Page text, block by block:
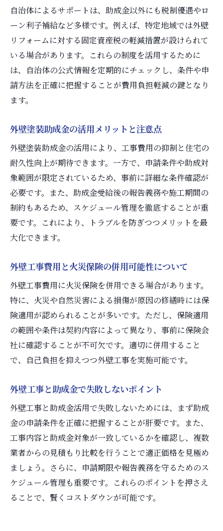
自治体によるサポートは、助成金以外にも税制優遇やロ
ーン利子補給など多様です。例えば、特定地域では外壁
リフォームに対する固定資産税の軽減措置が設けられて
いる場合があります。これらの制度を活用するために
は、自治体の公式情報を定期的にチェックし、条件や申
請方法を正確に把握することが費用負担軽減の鍵となり
ます。
外壁塗装助成金の活用メリットと注意点
外壁塗装助成金の活用により、工事費用の抑制と住宅の
耐久性向上が期待できます。一方で、申請条件や助成対
象範囲が限定されているため、事前に詳細な条件確認が
必要です。また、助成金受給後の報告義務や施工期間の
制約もあるため、スケジュール管理を徹底することが重
要です。これにより、トラブルを防ぎつつメリットを最
大化できます。
外壁工事費用と火災保険の併用可能性について
外壁工事費用に火災保険を併用できる場合があります。
特に、火災や自然災害による損傷が原因の修繕時には保
険適用が認められることが多いです。ただし、保険適用
の範囲や条件は契約内容によって異なり、事前に保険会
社に確認することが不可欠です。適切に併用すること
で、自己負担を抑えつつ外壁工事を実施可能です。
外壁工事と助成金で失敗しないポイント
外壁工事と助成金活用で失敗しないためには、まず助成
金の申請条件を正確に把握することが肝要です。また、
工事内容と助成金対象が一致しているかを確認し、複数
業者からの見積もり比較を行うことで適正価格を見極め
ましょう。さらに、申請期限や報告義務を守るためのス
ケジュール管理も重要です。これらのポイントを押さえ
ることで、賢くコストダウンが可能です。